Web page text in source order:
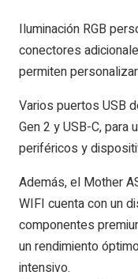
Iluminación RGB
conectores
permiten
Varios puertos USB
Gen 2 y USB-C, para
periféricos y
Además, el Mother
WIFI cuenta con un
componentes
un rendimiento
intensivo.